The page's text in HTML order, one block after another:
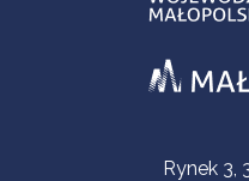
Informacje
Rynek 3,